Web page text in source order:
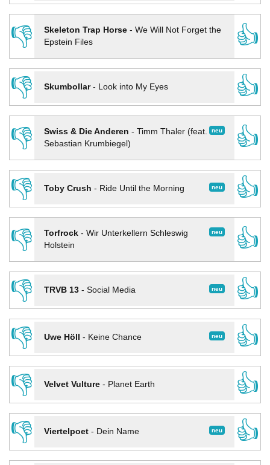
👎
Skeleton Trap Horse- We Will Not Forget the
Epstein Files
👍
👎
Skumbollar- Look into My Eyes
👍
👎
neu
Swiss & Die Anderen - Timm Thaler (feat.
Sebastian Krumbiegel)
👍
👎
neu
Toby Crush - Ride Until the Morning
👍
👎
neu
Torfrock- Wir Unterkellern Schleswig
Holstein
👍
👎
neu
TRVB 13- Social Media
👍
👎
neu
Uwe Höll - Keine Chance
👍
👎
Velvet Vulture- Planet Earth
👍
👎
neu
Viertelpoet- Dein Name
👍